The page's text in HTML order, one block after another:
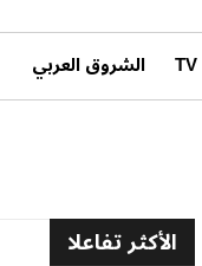
الشروق العربي
الأكثر تفاعلا